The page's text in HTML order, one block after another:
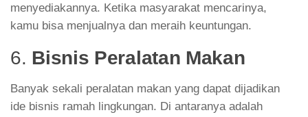
menyediakannya. Ketika masyarakat mencarinya,
kamu bisa menjualnya dan meraih keuntungan.
6. Bisnis Peralatan Makan
Banyak sekali peralatan makan yang dapat dijadikan
ide bisnis ramah lingkungan. Di antaranya adalah